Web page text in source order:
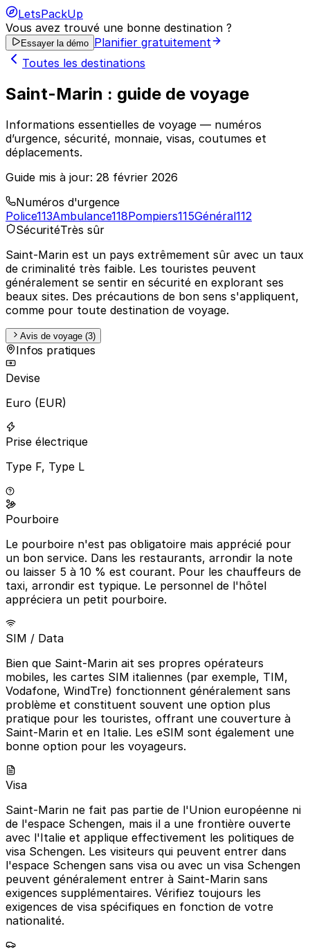
LetsPackUp
Vous avez trouvé une bonne destination ?
Essayer la démo Planifier gratuitement
Toutes les destinations
Saint-Marin : guide de voyage
Informations essentielles de voyage — numéros
d’urgence, sécurité, monnaie, visas, coutumes et
déplacements.
Guide mis à jour: 28 février 2026
Numéros d'urgence
Police113Ambulance118Pompiers115Général112
SécuritéTrès sûr
Saint-Marin est un pays extrêmement sûr avec un taux
de criminalité très faible. Les touristes peuvent
généralement se sentir en sécurité en explorant ses
beaux sites. Des précautions de bon sens s'appliquent,
comme pour toute destination de voyage.
Avis de voyage (3)
Infos pratiques
Devise
Euro (EUR)
Prise électrique
Type F, Type L
Pourboire
Le pourboire n'est pas obligatoire mais apprécié pour
un bon service. Dans les restaurants, arrondir la note
ou laisser 5 à 10 % est courant. Pour les chauffeurs de
taxi, arrondir est typique. Le personnel de l'hôtel
appréciera un petit pourboire.
SIM / Data
Bien que Saint-Marin ait ses propres opérateurs
mobiles, les cartes SIM italiennes (par exemple, TIM,
Vodafone, WindTre) fonctionnent généralement sans
problème et constituent souvent une option plus
pratique pour les touristes, offrant une couverture à
Saint-Marin et en Italie. Les eSIM sont également une
bonne option pour les voyageurs.
Visa
Saint-Marin ne fait pas partie de l'Union européenne ni
de l'espace Schengen, mais il a une frontière ouverte
avec l'Italie et applique effectivement les politiques de
visa Schengen. Les visiteurs qui peuvent entrer dans
l'espace Schengen sans visa ou avec un visa Schengen
peuvent généralement entrer à Saint-Marin sans
exigences supplémentaires. Vérifiez toujours les
exigences de visa spécifiques en fonction de votre
nationalité.